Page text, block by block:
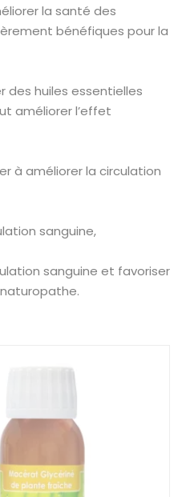
la santé des
bénéfiques pour la
des huiles essentielles
améliorer l’effet
à améliorer la circulation
sanguine,
sanguine et favoriser